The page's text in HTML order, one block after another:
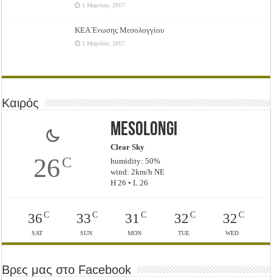
1 Μαρτίου, 2017
ΚΕΑ Ένωσης Μεσολογγίου
1 Μαρτίου, 2017
Καιρός
26C
Mesolongi
Clear Sky
humidity: 50%
wind: 2km/h NE
H 26 • L 26
36C
SAT
33C
SUN
31 C
MON
32C
TUE
32C
WED
Βρες μας στο Facebook